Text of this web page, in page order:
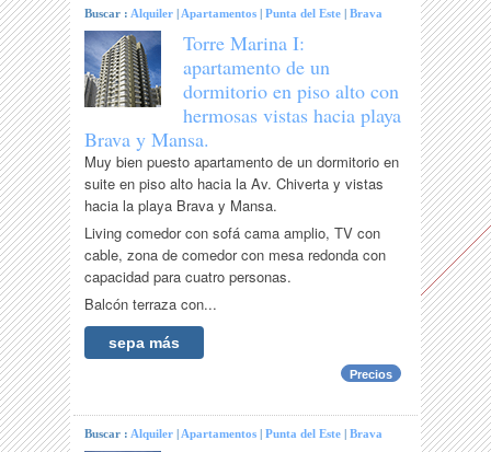
Buscar : Alquiler | Apartamentos |Punta del Este |Brava
Torre Marina I:
apartamento de un
dormitorio en piso alto con
hermosas vistas hacia playa
Brava y Mansa.
Muy bien puesto apartamento de un dormitorio en
suite en piso alto hacia la Av. Chiverta y vistas
hacia la playa Brava y Mansa.
Living comedor con sofá cama amplio, TV con
cable, zona de comedor con mesa redonda con
capacidad para cuatro personas.
Balcón terraza con...
sepa más
Precios
Buscar : Alquiler | Apartamentos |Punta del Este |Brava